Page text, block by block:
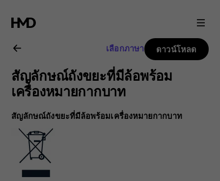
คู่มือ
ผู้
ใช้
Nokia
8.1
เลือกภาษา ดาวน์โหลด
สัญลักษณ์ถังขยะที่มีล้อพร้อม
เครื่องหมายกากบาท
สัญลักษณ์ถังขยะที่มีล้อพร้อมเครื่องหมายกากบาท